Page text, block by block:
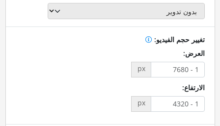
تغيير حجم الفيديو:
العرض:
px
الارتفاع:
px